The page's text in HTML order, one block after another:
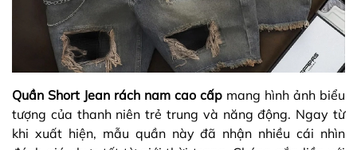
Quần Short Jean rách nam cao cấp mang hình ảnh biểu
tượng của thanh niên trẻ trung và năng động. Ngay từ
khi xuất hiện, mẫu quần này đã nhận nhiều cái nhìn